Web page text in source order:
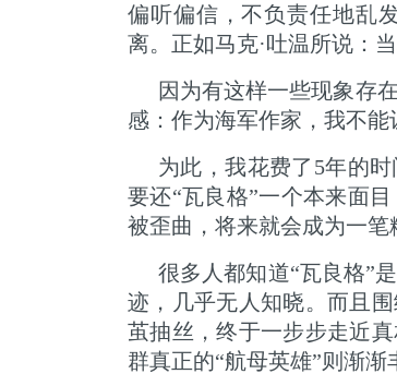
偏听偏信，不负责任地乱
离。正如马克·吐温所说：
因为有这样一些现象存
感：作为海军作家，我不能
为此，我花费了5年的
要还“瓦良格”一个本来面
被歪曲，将来就会成为一笔
很多人都知道“瓦良格”
迹，几乎无人知晓。而且
茧抽丝，终于一步步走近
群真正的“航母英雄”则渐渐